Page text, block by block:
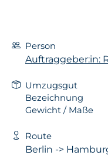
Person
Auftraggeber:in:
Umzugsgut
Bezeichnung
Gewicht / Maße
Route
Berlin ->